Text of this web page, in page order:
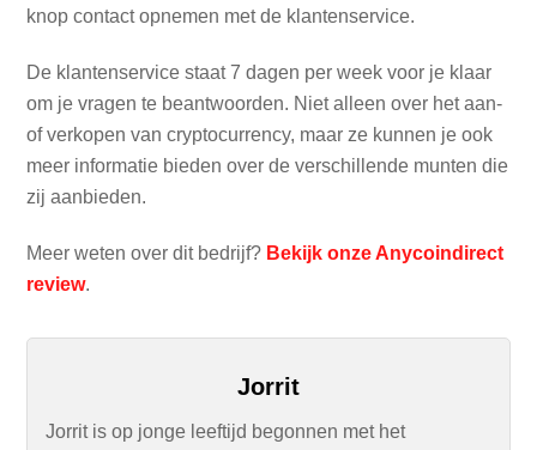
Jorrit
Jorrit is op jonge leeftijd begonnen met het
knop contact opnemen met de klantenservice.
De klantenservice staat 7 dagen per week voor je klaar
om je vragen te beantwoorden. Niet alleen over het aan-
of verkopen van cryptocurrency, maar ze kunnen je ook
meer informatie bieden over de verschillende munten die
zij aanbieden.
Meer weten over dit bedrijf? Bekijk onze Anycoindirect
review.